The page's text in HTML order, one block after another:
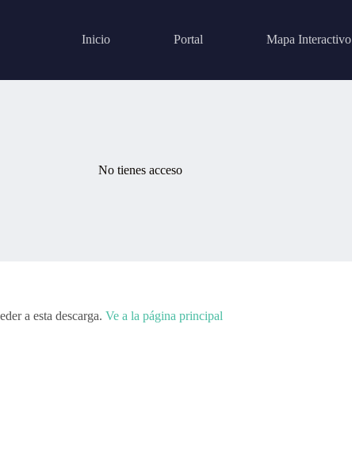
Inicio Portal Mapa Interactivo
No tienes acceso
a esta descarga. Ve a la página principal